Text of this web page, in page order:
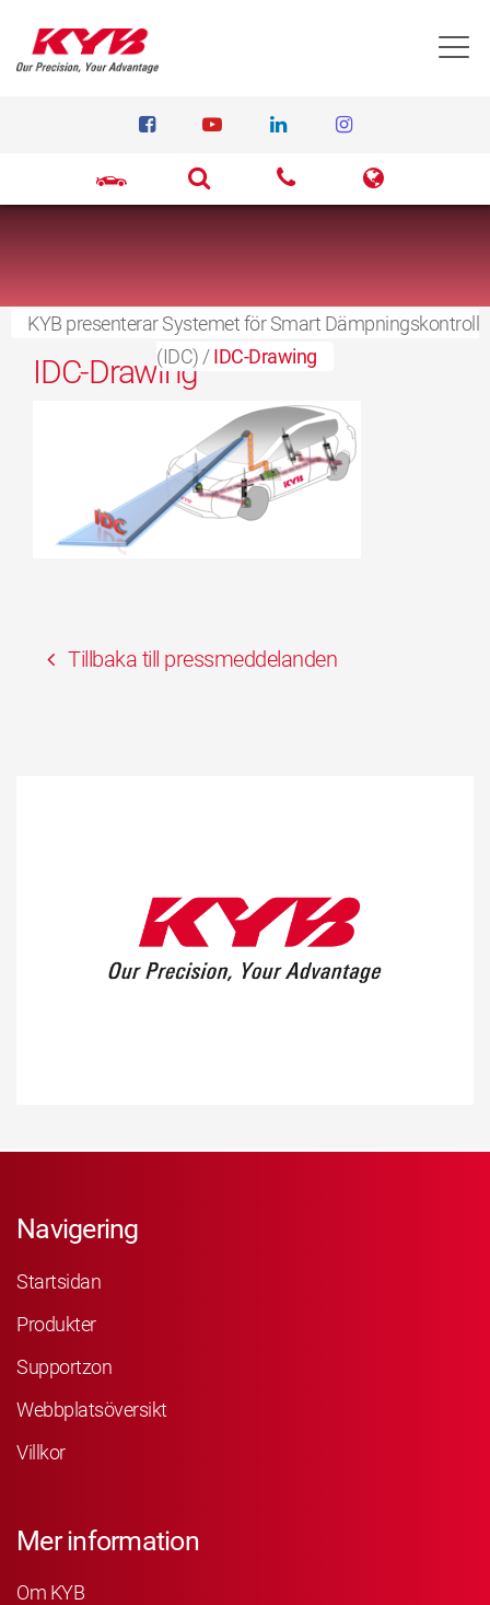
KYB presenterar Systemet för Smart Dämpningskontroll
(IDC) /IDC-Drawing
14 september, 2021
IDC-Drawing
Tillbaka till pressmeddelanden
Navigering
Startsidan
Produkter
Supportzon
Webbplatsöversikt
Villkor
Mer information
Om KYB